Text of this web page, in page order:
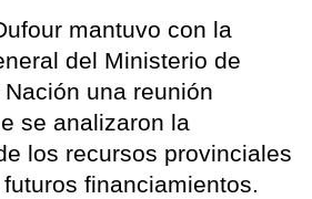
mantuvo con la
del Ministerio de
una reunión
se analizaron la
los recursos provinciales
financiamientos.